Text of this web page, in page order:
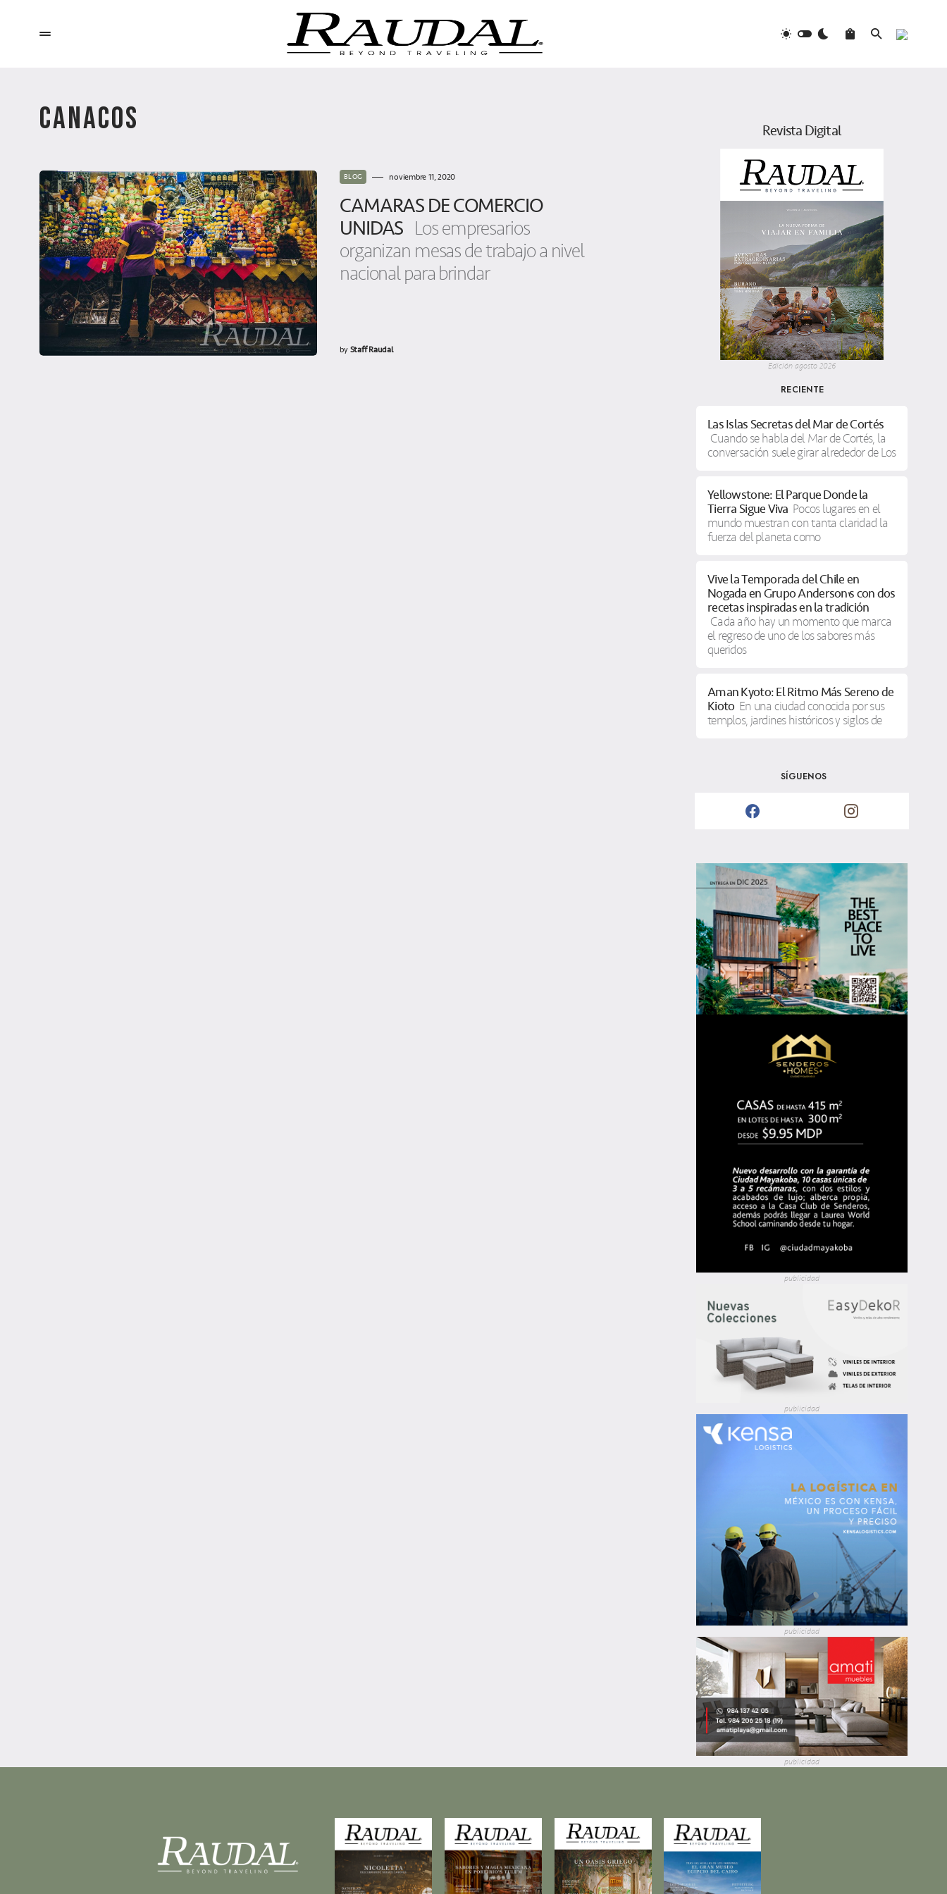
CANACOS
BLOG noviembre 11, 2020
CAMARAS DE COMERCIO
UNIDAS Los empresarios
organizan mesas de trabajo a nivel
nacional para brindar
byStaff Raudal
Revista Digital
Edición agosto 2026
RECIENTE
Las Islas Secretas del Mar de Cortés
Cuando se habla del Mar de Cortés, la
conversación suele girar alrededor de Los
Yellowstone: El Parque Donde la
Tierra Sigue Viva Pocos lugares en el
mundo muestran con tanta claridad la
fuerza del planeta como
Vive la Temporada del Chile en
Nogada en Grupo Anderson’s con dos
recetas inspiradas en la tradición
Cada año hay un momento que marca
el regreso de uno de los sabores más
queridos
Aman Kyoto: El Ritmo Más Sereno de
Kioto En una ciudad conocida por sus
templos, jardines históricos y siglos de
SÍGUENOS
publicidad
publicidad
publicidad
publicidad